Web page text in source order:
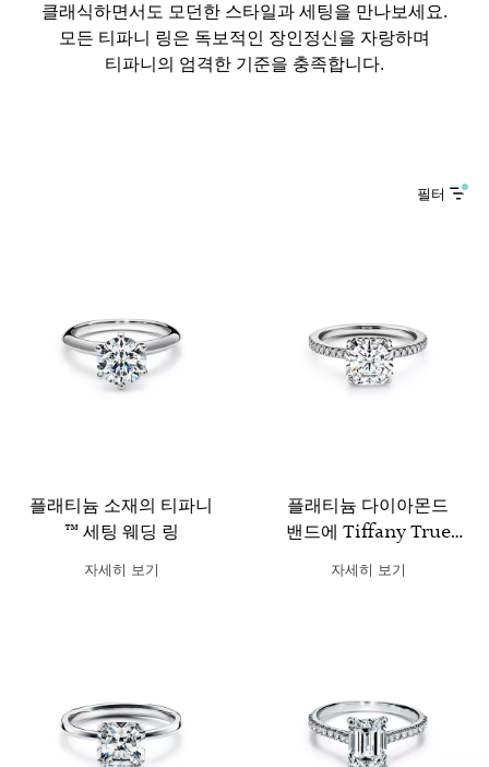
클래식하면서도 모던한 스타일과 세팅을 만나보세요.
모든 티파니 링은 독보적인 장인정신을 자랑하며
티파니의 엄격한 기준을 충족합니다.
필터
플래티늄 소재의 티파니
™ 세팅 웨딩 링
자세히 보기
플래티늄 다이아몬드
밴드에 Tiffany True
다이아몬드가 세팅된
Tiffany True 웨딩 링
자세히 보기